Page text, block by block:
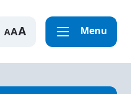
A Menu